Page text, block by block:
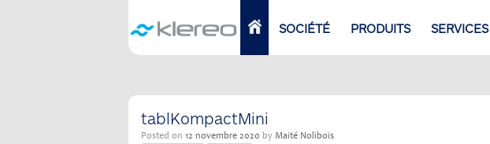
ACCUEILSOCIÉTÉ PRODUITS SERVICES
tablKompactMini
Posted on 12 novembre 2020 by Maité Nolibois